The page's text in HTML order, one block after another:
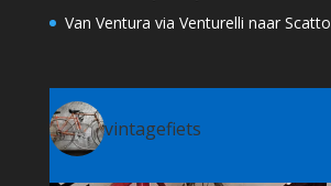
Van Ventura via Venturelli naar Scatto
vintagefiets